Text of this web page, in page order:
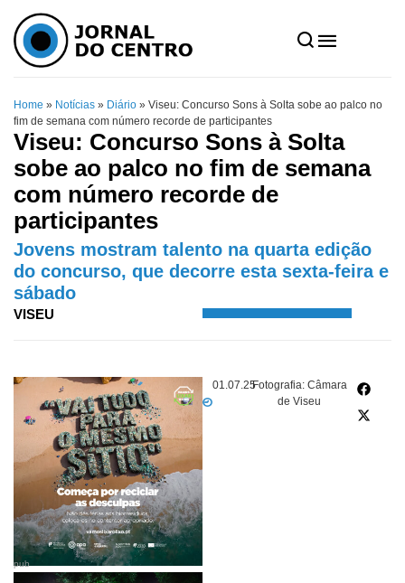
Home » Notícias » Diário » Viseu: Concurso Sons à Solta sobe ao palco no
fim de semana com número recorde de participantes
Viseu: Concurso Sons à Solta
sobe ao palco no fim de semana
com número recorde de
participantes
Jovens mostram talento na quarta edição
do concurso, que decorre esta sexta-feira e
sábado
VISEU
01.07.25Fotografia: Câmara
de Viseu
pub